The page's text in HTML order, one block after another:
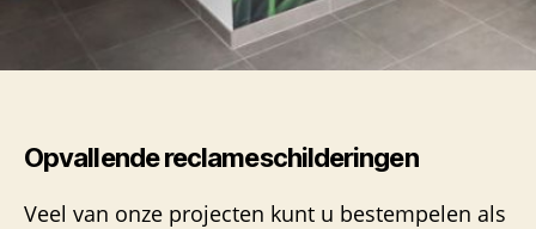
Opvallende reclameschilderingen
Veel van onze projecten kunt u bestempelen als